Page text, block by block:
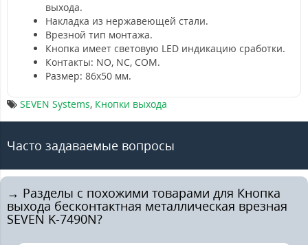
выхода.
Накладка из нержавеющей стали.
Врезной тип монтажа.
Кнопка имеет световую LED индикацию сработки.
Контакты: NO, NC, COM.
Размер: 86х50 мм.
SEVEN Systems, Кнопки выхода
Часто задаваемые вопросы
→ Разделы с похожими товарами для Кнопка
выхода бесконтактная металлическая врезная
SEVEN K-7490N?